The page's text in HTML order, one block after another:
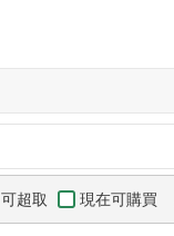
可超取 現在可購買